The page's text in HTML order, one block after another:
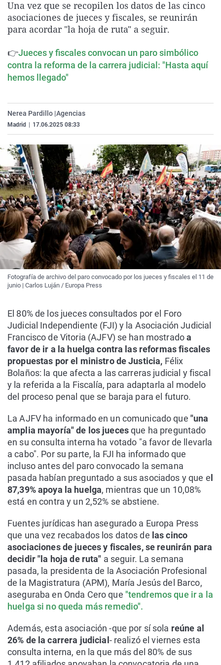
La rosa de los vientos
Gente viajera
Caso
Retornados
Operación Viuda
Extremadura
Galicia
Navarra
Virales
Televisión
Una vez que se recopilen los datos de las cinco
asociaciones de jueces y fiscales, se reunirán
para acordar "la hoja de ruta" a seguir.
👉Jueces y fiscales convocan un paro simbólico
contra la reforma de la carrera judicial: "Hasta aquí
hemos llegado"
Nerea Pardillo |Agencias
Madrid 17.06.2025 08:33
Fotografía de archivo del paro convocado por los jueces y fiscales el 11 de
junio | Carlos Luján / Europa Press
El 80% de los jueces consultados por el Foro
Judicial Independiente (FJI) y la Asociación Judicial
Francisco de Vitoria (AJFV) se han mostradoa
favor de ir a la huelga contra las reformas fiscales
propuestas por el ministro de Justicia, Félix
Bolaños: la que afecta a las carreras judicial y fiscal
y la referida a la Fiscalía, para adaptarla al modelo
del proceso penal que se baraja para el futuro.
La AJFV ha informado en un comunicado que "una
amplia mayoría" de los juecesque ha preguntado
en su consulta interna ha votado "a favor de llevarla
a cabo". Por su parte, la FJI ha informado que
incluso antes del paro convocado la semana
pasada habían preguntado a sus asociados y que e
87,39% apoya la huelga, mientras que un 10,08%
está en contra y un 2,52% se abstiene.
Fuentes jurídicas han asegurado a Europa Press
que una vez recabados los datos de las cinco
asociaciones de jueces y fiscales, se reunirán para
decidir "la hoja de ruta" a seguir. La semana
pasada, la presidenta de la Asociación Profesional
de la Magistratura (APM), María Jesús del Barco,
aseguraba en Onda Cero que "tendremos que ir a la
huelga si no queda más remedio".
Además, esta asociación -que por sí sola reúne al
26% de la carrera judicial - realizó el viernes esta
consulta interna, en la que más del 80% de sus